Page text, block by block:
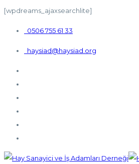
[wpdreams_ajaxsearchlite]
0506 755 61 33
haysiad@haysiad.org